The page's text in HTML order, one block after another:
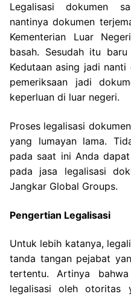
Legalisasi dokumen
nantinya dokumen
Kementerian Luar
basah. Sesudah itu
Kedutaan asing jadi
pemeriksaan jadi
keperluan di luar negeri.
Proses legalisasi
yang lumayan lama.
pada saat ini Anda
pada jasa legalisasi
Jangkar Global Groups.
Pengertian Legalisasi
Untuk lebih katanya,
tanda tangan pejabat
tertentu. Artinya
legalisasi oleh otoritas